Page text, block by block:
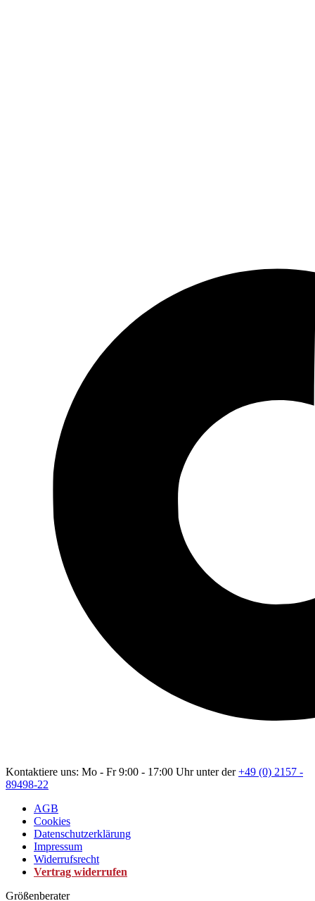
Kontaktiere uns: Mo - Fr 9:00 - 17:00 Uhr unter der+49 (0) 2157 -
89498-22
AGB
Cookies
Datenschutzerklärung
Impressum
Widerrufsrecht
Vertrag widerrufen
Größenberater